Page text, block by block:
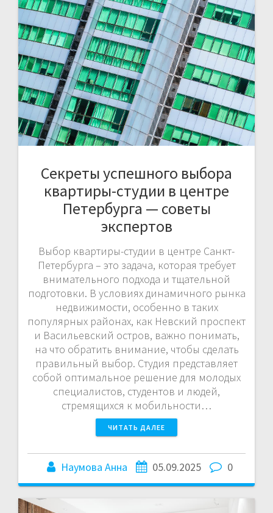
Секреты успешного выбора
квартиры-студии в центре
Петербурга — советы
экспертов
Выбор квартиры-студии в центре Санкт-
Петербурга – это задача, которая требует
внимательного подхода и тщательной
подготовки. В условиях динамичного рынка
недвижимости, особенно в таких
популярных районах, как Невский проспект
и Васильевский остров, важно понимать,
на что обратить внимание, чтобы сделать
правильный выбор. Студия представляет
собой оптимальное решение для молодых
специалистов, студентов и людей,
стремящихся к мобильности…
ЧИТАТЬ ДАЛЕЕ
Наумова Анна 05.09.2025 0